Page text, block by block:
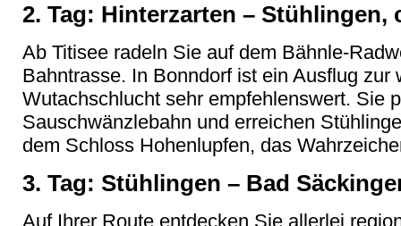
2. Tag: Hinterzarten – Stühlingen,
Ab Titisee radeln Sie auf dem Bähnle-
Bahntrasse. In Bonndorf ist ein Ausflug zur
Wutachschlucht sehr empfehlenswert. Sie
Sauschwänzlebahn und erreichen
dem Schloss Hohenlupfen, das
3. Tag: Stühlingen – Bad
Auf Ihrer Route entdecken Sie allerlei